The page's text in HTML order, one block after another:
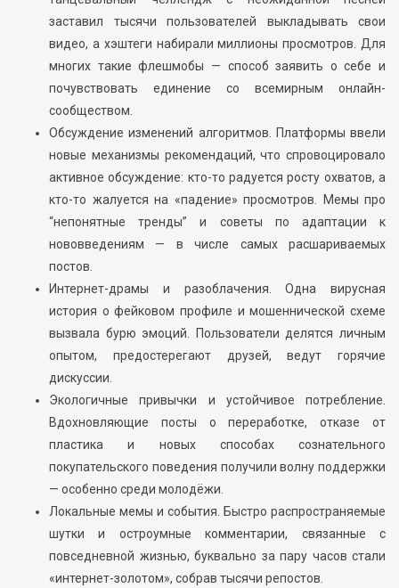
заставил тысячи пользователей выкладывать свои
видео, а хэштеги набирали миллионы просмотров. Для
многих такие флешмобы — способ заявить о себе и
почувствовать единение со всемирным онлайн-
сообществом.
Обсуждение изменений алгоритмов. Платформы ввели
новые механизмы рекомендаций, что спровоцировало
активное обсуждение: кто-то радуется росту охватов, а
кто-то жалуется на «падение» просмотров. Мемы про
“непонятные тренды” и советы по адаптации к
нововведениям — в числе самых расшариваемых
постов.
Интернет-драмы и разоблачения. Одна вирусная
история о фейковом профиле и мошеннической схеме
вызвала бурю эмоций. Пользователи делятся личным
опытом, предостерегают друзей, ведут горячие
дискуссии.
Экологичные привычки и устойчивое потребление.
Вдохновляющие посты о переработке, отказе от
пластика и новых способах сознательного
покупательского поведения получили волну поддержки
— особенно среди молодёжи.
Локальные мемы и события. Быстро распространяемые
шутки и остроумные комментарии, связанные с
повседневной жизнью, буквально за пару часов стали
«интернет-золотом», собрав тысячи репостов.